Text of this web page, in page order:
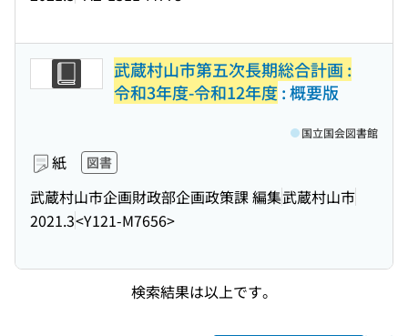
武蔵村山市第五次長期総合計画 :
令和3年度-令和12年度 : 概要版
紙 図書
武蔵村山市企画財政部企画政策課 編集武蔵村山市
2021.3<Y121-M7656>
国立国会図書館
検索結果は以上です。